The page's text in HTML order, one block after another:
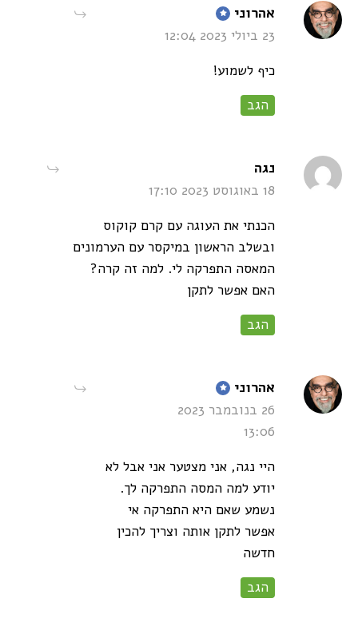
אהרוני says:
23 ביולי 2023 12:04
כיף לשמוע!
הגב
נגה
18 באוגוסט 2023 17:10
הכנתי את העוגה עם קרם קוקוס
ובשלב הראשון במיקסר עם הערמונים
המאסה התפרקה לי. למה זה קרה?
האם אפשר לתקן
הגב
אהרוני says:
26 בנובמבר 2023
13:06
היי נגה, אני מצטער אני אבל לא
יודע למה המסה התפרקה לך.
נשמע שאם היא התפרקה אי
אפשר לתקן אותה וצריך להכין
חדשה
הגב